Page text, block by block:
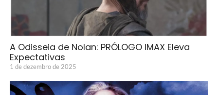
A Odisseia de Nolan: PRÓLOGO IMAX Eleva
Expectativas
1 de dezembro de 2025